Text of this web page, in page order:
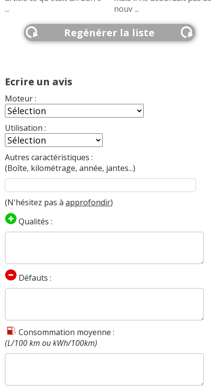
...
nouv ...
Regénérer la liste
Ecrire un avis
Moteur :
Utilisation :
Autres caractéristiques :
(Boîte, kilométrage, année, jantes...)
(N'hésitez pas à approfondir)
Qualités :
Défauts :
Consommation moyenne :
(L/100 km ou kWh/100km)